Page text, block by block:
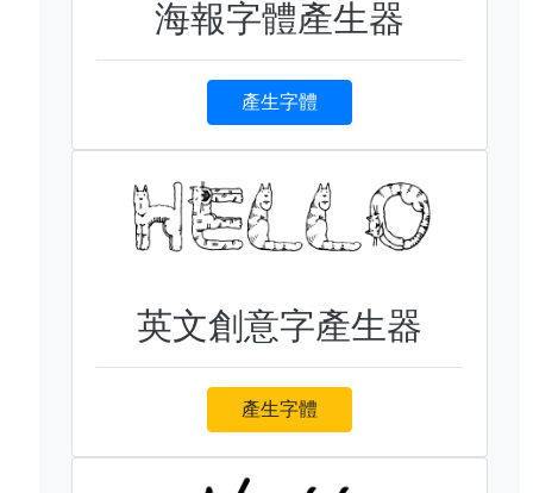
海報字體產生器
產生字體
英文創意字產生器
產生字體